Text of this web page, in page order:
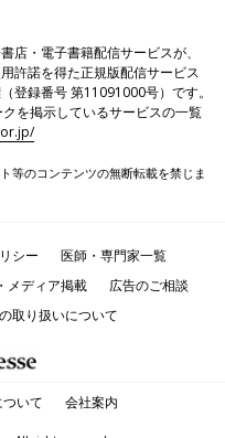
店・電子書籍配信サービスが、
許諾を得た正規版配信サービス
登録番号 第11091000号）です。
クを掲示しているサービスの一覧
等のコンテンツの無断転載を禁じま
シー
医師・専門家一覧
メディア掲載
広告のご相談
取り扱いについて
いて 会社案内